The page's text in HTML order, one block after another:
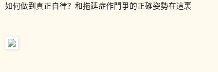
如何做到真正自律？和拖延症作鬥爭的正確姿勢在這裏